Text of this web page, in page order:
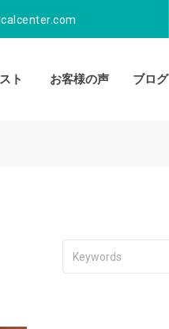
ト お客様の声 ブログ